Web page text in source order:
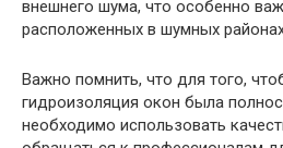
внешнего шума, что особенно
расположенных в шумных
Важно помнить, что для того,
гидроизоляция окон была
необходимо использовать